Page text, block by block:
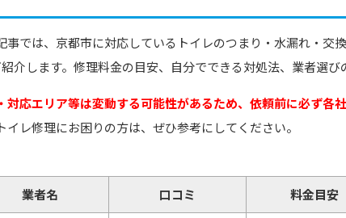
事では、京都市に対応しているトイレのつまり・水漏れ・交
介します。修理料金の目安、自分でできる対処法、業者選び
対応エリア等は変動する可能性があるため、依頼前に必ず各
イレ修理にお困りの方は、ぜひ参考にしてください。
業者名 口コミ 料金目安